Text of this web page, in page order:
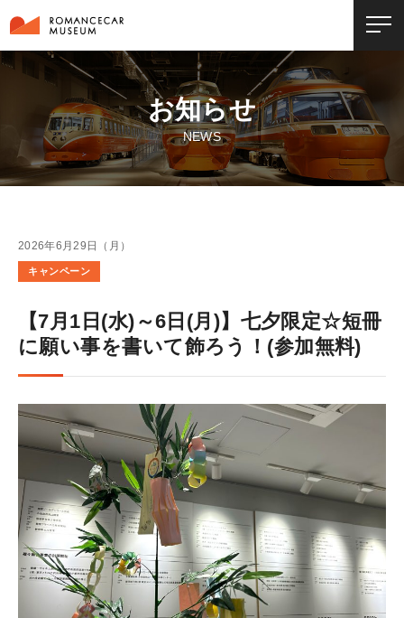
お知らせ
NEWS
2026年6月29日（月）
キャンペーン
【7月1日(水)～6日(月)】七夕限定☆短冊
に願い事を書いて飾ろう！(参加無料)